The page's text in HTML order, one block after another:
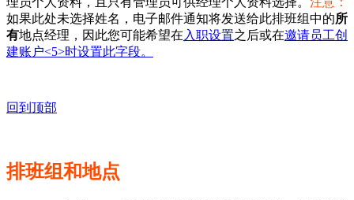
如果此处未选择姓名，电子邮件通知将发送给此排班组中的所
有地点经理，因此您可能希望在入职设置之后或在邀请员工创
建账户<5>时设置此字段。
回到顶部
排班组和地点